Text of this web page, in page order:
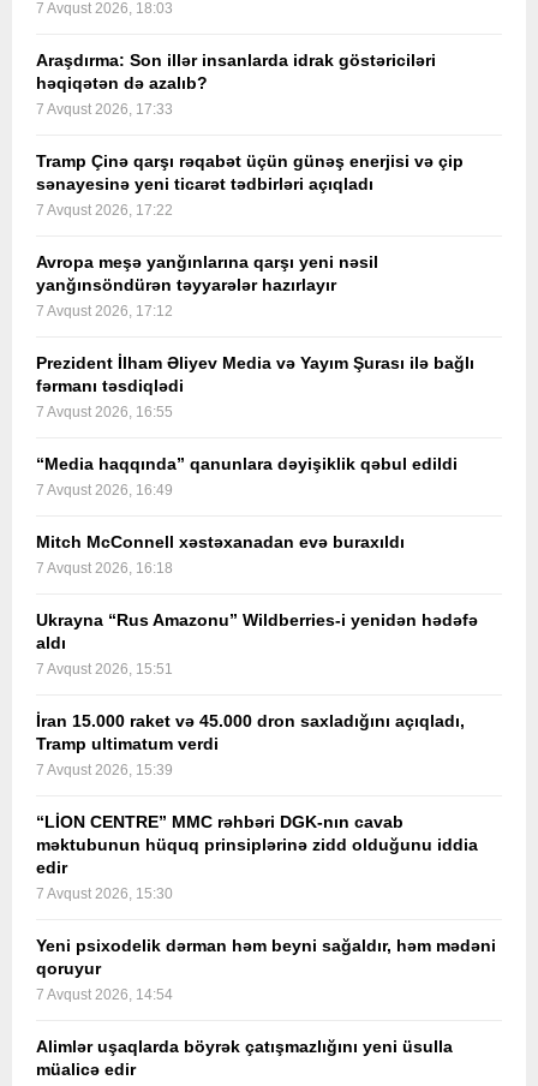
7 Avqust 2026, 18:03
Araşdırma: Son illər insanlarda idrak göstəriciləri
həqiqətən də azalıb?
7 Avqust 2026, 17:33
Tramp Çinə qarşı rəqabət üçün günəş enerjisi və çip
sənayesinə yeni ticarət tədbirləri açıqladı
7 Avqust 2026, 17:22
Avropa meşə yanğınlarına qarşı yeni nəsil
yanğınsöndürən təyyarələr hazırlayır
7 Avqust 2026, 17:12
Prezident İlham Əliyev Media və Yayım Şurası ilə bağlı
fərmanı təsdiqlədi
7 Avqust 2026, 16:55
“Media haqqında” qanunlara dəyişiklik qəbul edildi
7 Avqust 2026, 16:49
Mitch McConnell xəstəxanadan evə buraxıldı
7 Avqust 2026, 16:18
Ukrayna “Rus Amazonu” Wildberries-i yenidən hədəfə
aldı
7 Avqust 2026, 15:51
İran 15.000 raket və 45.000 dron saxladığını açıqladı,
Tramp ultimatum verdi
7 Avqust 2026, 15:39
“LİON CENTRE” MMC rəhbəri DGK-nın cavab
məktubunun hüquq prinsiplərinə zidd olduğunu iddia
edir
7 Avqust 2026, 15:30
Yeni psixodelik dərman həm beyni sağaldır, həm mədəni
qoruyur
7 Avqust 2026, 14:54
Alimlər uşaqlarda böyrək çatışmazlığını yeni üsulla
müalicə edir